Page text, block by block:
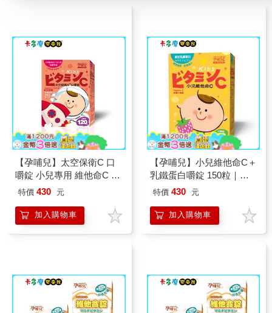
【孕哺兒】太空保衛C 口
嚼錠 小兒專用 維他命C ＋
D3 ＋ 鋅 黑醋栗口味｜卡
特價 430 元
加入購物車
【孕哺兒】小兒維他命C＋
乳鐵蛋白嚼錠 150粒｜卡
多摩
特價 430 元
加入購物車